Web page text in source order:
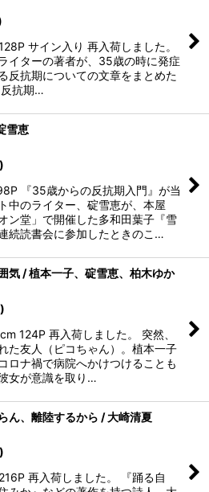
サイン入り 再入荷しました。
イターの著者が、35歳の時に発症
反抗期についての文章をまとめた
抗期…
雪恵
『35歳からの反抗期入門』が当
中のライター、碇雪恵が、本屋
ン堂」で開催した多和田葉子『雪
続読書会に参加したときのこ…
気 / 植本一子、碇雪恵、柏木ゆか
124P 再入荷しました。 突然、
た友人（ピコちゃん）。植本一子
ロナ禍で病院へかけつけることも
女が意識を取り…
ん、離陸するから / 大崎清夏
再入荷しました。 『踊る自